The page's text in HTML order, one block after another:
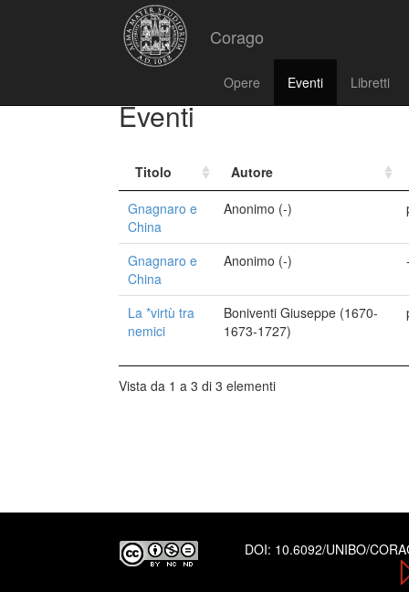
Corago
Opere Eventi Libretti
Eventi
Titolo
Autore
Gnagnaro e
China
Anonimo (-)
Gnagnaro e
China
Anonimo (-)
La *virtù tra
nemici
Boniventi Giuseppe (1670-
1673-1727)
Vista da 1 a 3 di 3 elementi
DOI: 10.6092/UNIBO/